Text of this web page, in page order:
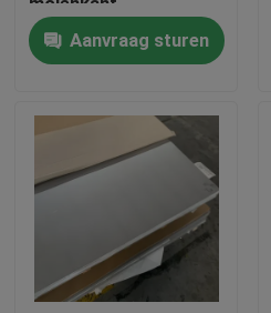
Thuis
Fabrieksreis
Aanvraag sturen